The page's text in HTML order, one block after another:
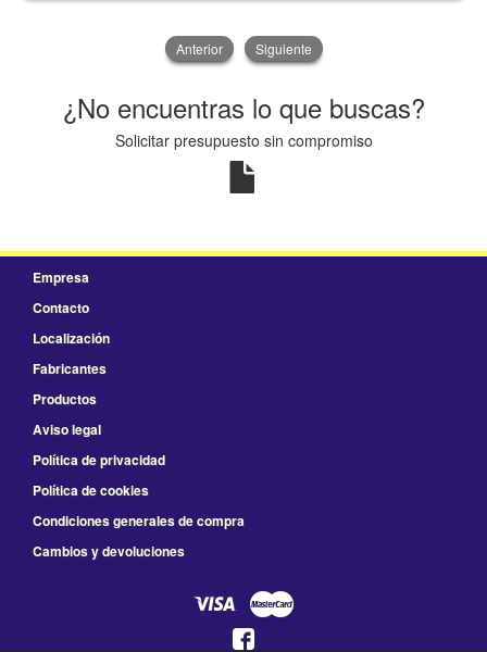
Anterior Siguiente
¿No encuentras lo que buscas?
Solicitar presupuesto sin compromiso
Empresa
Contacto
Localización
Fabricantes
Productos
Aviso legal
Política de privacidad
Política de cookies
Condiciones generales de compra
Cambios y devoluciones